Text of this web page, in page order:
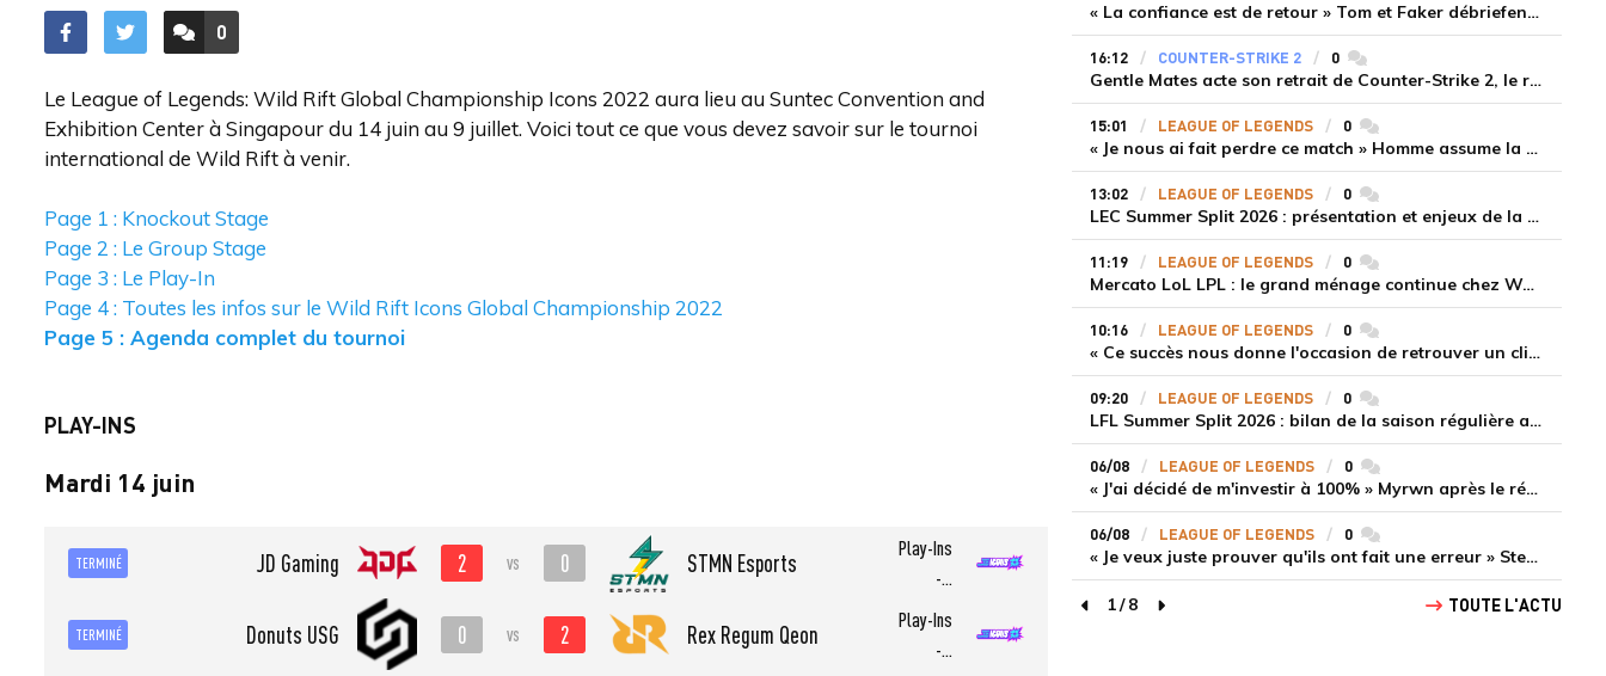
ACCÉDER AUX
0
COMMENTAIRES
Le League of Legends: Wild Rift Global Championship Icons 2022 aura lieu au Suntec Convention and
Exhibition Center à Singapour du 14 juin au 9 juillet. Voici tout ce que vous devez savoir sur le tournoi
international de Wild Rift à venir.
Page 1 : Knockout Stage
Page 2 : Le Group Stage
Page 3 : Le Play-In
Page 4 : Toutes les infos sur le Wild Rift Icons Global Championship 2022
Page 5 : Agenda complet du tournoi
PLAY-INS
Mardi 14 juin
TERMINÉ JD Gaming 2 vs 0 STMN Esports
Play-Ins
-...
TERMINÉ Donuts USG 0 vs 2 Rex Regum Qeon
Play-Ins
-...
« La confiance est de retour » Tom et Faker débriefent la victoire convaincante de T1 face à Dplus KIA
16:12 COUNTER-STRIKE 2 0commentaires
Gentle Mates acte son retrait de Counter-Strike 2, le roster ibérique libéré
15:01 LEAGUE OF LEGENDS 0commentaires
« Je nous ai fait perdre ce match » Homme assume la responsabilité de la défaite de HLE face à Gen.G
13:02 LEAGUE OF LEGENDS 0commentaires
LEC Summer Split 2026 : présentation et enjeux de la troisième semaine de compétition
11:19 LEAGUE OF LEGENDS 0commentaires
Mercato LoL LPL : le grand ménage continue chez Weibo Gaming, Jiejie quitte le navire au profit de Xiaohao
10:16 LEAGUE OF LEGENDS 0commentaires
« Ce succès nous donne l'occasion de retrouver un climat beaucoup plus positif » Ryu et Canyon soulagés après la victoire de Gen.G sur HLE
09:20 LEAGUE OF LEGENDS 0commentaires
LFL Summer Split 2026 : bilan de la saison régulière avec Solary en tête
06/08 LEAGUE OF LEGENDS 0commentaires
« J'ai décidé de m'investir à 100% » Myrwn après le réveil de Movistar KOI face à Fnatic
06/08 LEAGUE OF LEGENDS 0commentaires
« Je veux juste prouver qu'ils ont fait une erreur » Stend se confie sur son mercato chaotique et ses ambitions avec Shifters
page précédente
1/8
page suivante
TOUTE L'ACTU